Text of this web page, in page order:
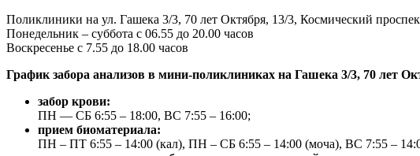
Поликлиники на ул. Гашека 3/3, 70 лет Октября, 13/3, Космический
Понедельник – суббота с 06.55 до 20.00 часов
Воскресенье с 7.55 до 18.00 часов
График забора анализов в мини-поликлиниках на Гашека 3/3, 70 лет
забор крови:
ПН — СБ 6:55 – 18:00, ВС 7:55 – 16:00;
прием биоматериала:
ПН – ПТ 6:55 – 14:00 (кал), ПН – СБ 6:55 – 14:00 (моча), ВС 7:55 –